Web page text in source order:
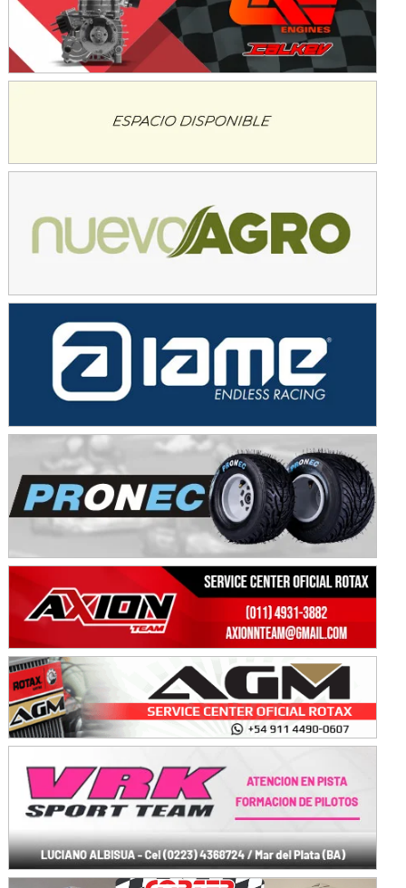
KDO - F6
Ciudad de Trenque Lauquen (Asfalto)
Trenque Lauquen (Buenos Aires)
Parque de la Velocidad (Asfalto)
VICTORIENSE - F7
PATAGONICO - F6
Moto Club Reginense (Tierra)
CSK - F7
Juventud Unida (Tierra)
Humboldt (Santa Fe)
NORESTE SANTAFESINO - F6
Ciudad de Avellaneda (Asfalto)
SUR SANTAFESINO - F4
José Samuel Sánchez (Tierra)
Rufino (Santa Fe)
TUCUMANO - F5
Juan Navarro (Asfalto)